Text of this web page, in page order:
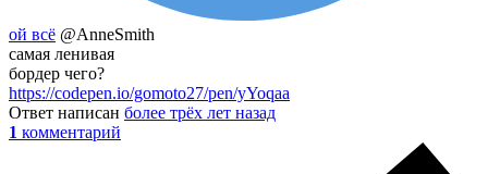
ой всё @AnneSmith
самая ленивая
бордер чего?
https://codepen.io/gomoto27/pen/yYoqaa
Ответ написан более трёх лет назад
1 комментарий